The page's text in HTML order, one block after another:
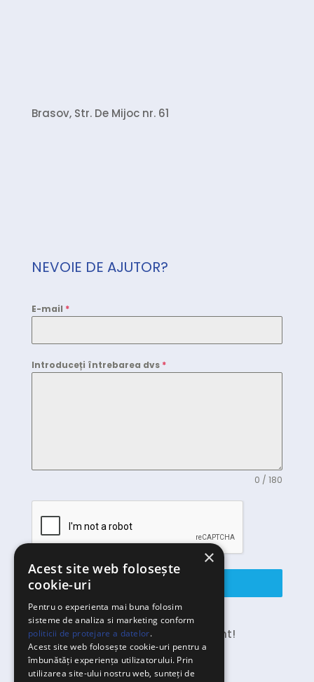
Brasov, Str. De Mijoc nr. 61
NEVOIE DE AJUTOR?
E-mail *
Introduceți întrebarea dvs *
0 / 180
Vă puteți dezabona în orice moment!
×
Acest site web folosește
cookie-uri
Pentru o experienta mai buna folosim
sisteme de analiza si marketing conform
politicii de protejare a datelor.
Acest site web folosește cookie-uri pentru a
îmbunătăți experiența utilizatorului. Prin
utilizarea site-ului nostru web, sunteți de